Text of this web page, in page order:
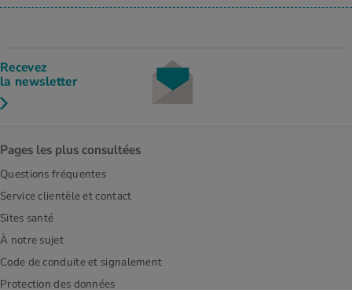
Recevez
la newsletter
Pages les plus consultées
Questions fréquentes
Service clientèle et contact
Sites santé
À notre sujet
Code de conduite et signalement
Protection des données